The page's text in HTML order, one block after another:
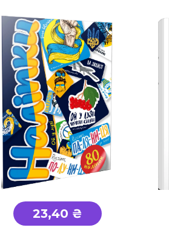
23,40 ₴